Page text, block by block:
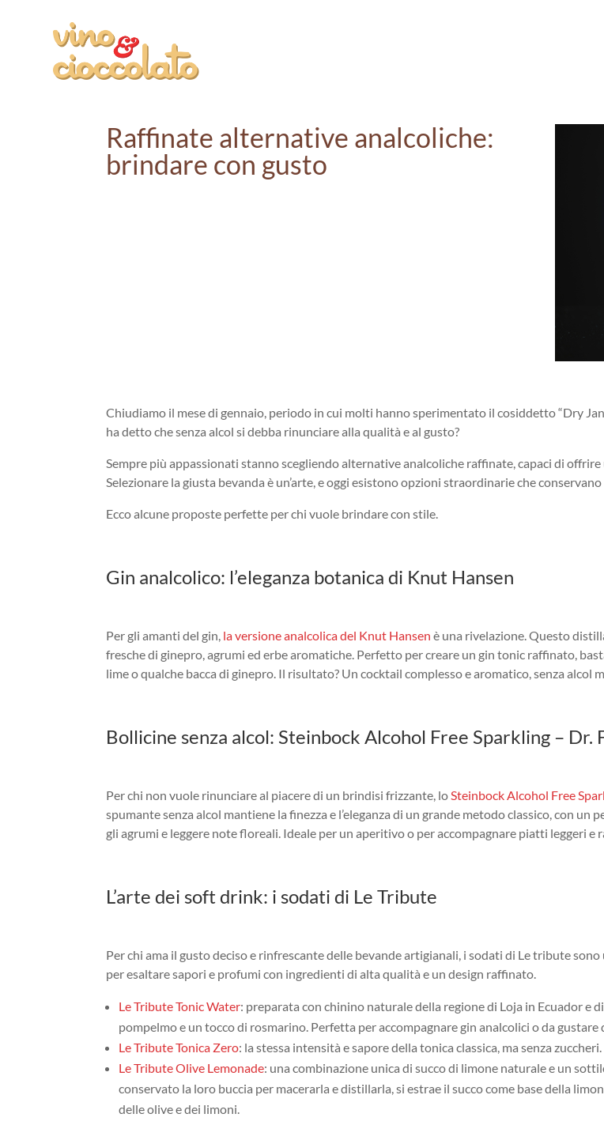
Raffinate alternative analcoliche:
brindare con gusto
Chiudiamo il mese di gennaio, periodo in cui molti hanno sperimentato il cosiddetto “Dry
ha detto che senza alcol si debba rinunciare alla qualità e al gusto?
Sempre più appassionati stanno scegliendo alternative analcoliche raffinate, capaci di offrire
Selezionare la giusta bevanda è un’arte, e oggi esistono opzioni straordinarie che
Ecco alcune proposte perfette per chi vuole brindare con stile.
Gin analcolico: l’eleganza botanica di Knut Hansen
Per gli amanti del gin, la versione analcolica del Knut Hansen è una rivelazione. Questo
fresche di ginepro, agrumi ed erbe aromatiche. Perfetto per creare un gin tonic raffinato,
lime o qualche bacca di ginepro. Il risultato? Un cocktail complesso e aromatico, senza alcol
Bollicine senza alcol: Steinbock Alcohol Free Sparkling – Dr.
Per chi non vuole rinunciare al piacere di un brindisi frizzante, loSteinbock Alcohol Free
spumante senza alcol mantiene la finezza e l’eleganza di un grande metodo classico, con
gli agrumi e leggere note floreali. Ideale per un aperitivo o per accompagnare piatti leggeri e
L’arte dei soft drink: i sodati di Le Tribute
Per chi ama il gusto deciso e rinfrescante delle bevande artigianali, i sodati di Le tribute
per esaltare sapori e profumi con ingredienti di alta qualità e un design raffinato.
Le Tribute Tonic Water: preparata con chinino naturale della regione di Loja in Ecuador
pompelmo e un tocco di rosmarino. Perfetta per accompagnare gin analcolici o da gustare
Le Tribute Tonica Zero: la stessa intensità e sapore della tonica classica, ma senza
Le Tribute Olive Lemonade: una combinazione unica di succo di limone naturale e un
conservato la loro buccia per macerarla e distillarla, si estrae il succo come base della
delle olive e dei limoni.